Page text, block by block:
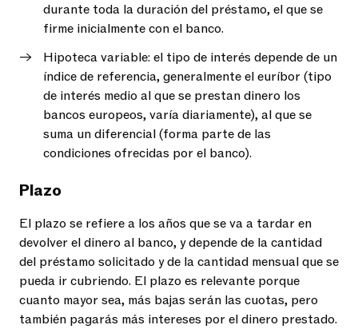
durante toda la duración del préstamo, el que se
firme inicialmente con el banco.
Hipoteca variable: el tipo de interés depende de un
índice de referencia, generalmente el euríbor (tipo
de interés medio al que se prestan dinero los
bancos europeos, varía diariamente), al que se
suma un diferencial (forma parte de las
condiciones ofrecidas por el banco).
Plazo
El plazo se refiere a los años que se va a tardar en
devolver el dinero al banco, y depende de la cantidad
del préstamo solicitado y de la cantidad mensual que se
pueda ir cubriendo. El plazo es relevante porque
cuanto mayor sea, más bajas serán las cuotas, pero
también pagarás más intereses por el dinero prestado.